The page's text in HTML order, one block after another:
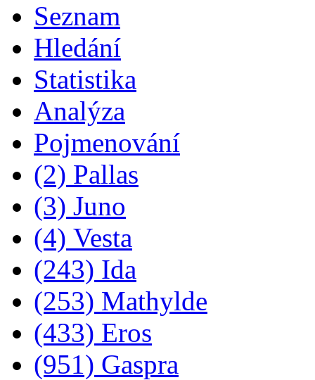
Seznam
Hledání
Statistika
Analýza
Pojmenování
(2) Pallas
(3) Juno
(4) Vesta
(243) Ida
(253) Mathylde
(433) Eros
(951) Gaspra